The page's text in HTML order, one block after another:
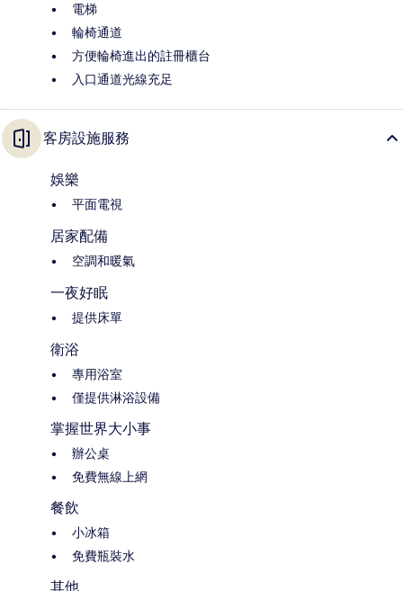
電梯
輪椅通道
方便輪椅進出的註冊櫃台
入口通道光線充足
客房設施服務
娛樂
平面電視
居家配備
空調和暖氣
一夜好眠
提供床單
衛浴
專用浴室
僅提供淋浴設備
掌握世界大小事
辦公桌
免費無線上網
餐飲
小冰箱
免費瓶裝水
其他